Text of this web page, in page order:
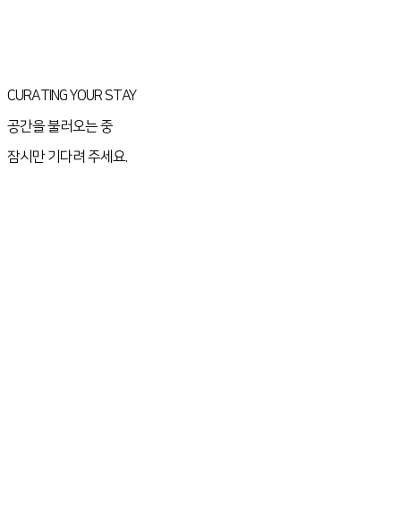
CURATING YOUR STAY
공간을 불러오는 중
잠시만 기다려 주세요.